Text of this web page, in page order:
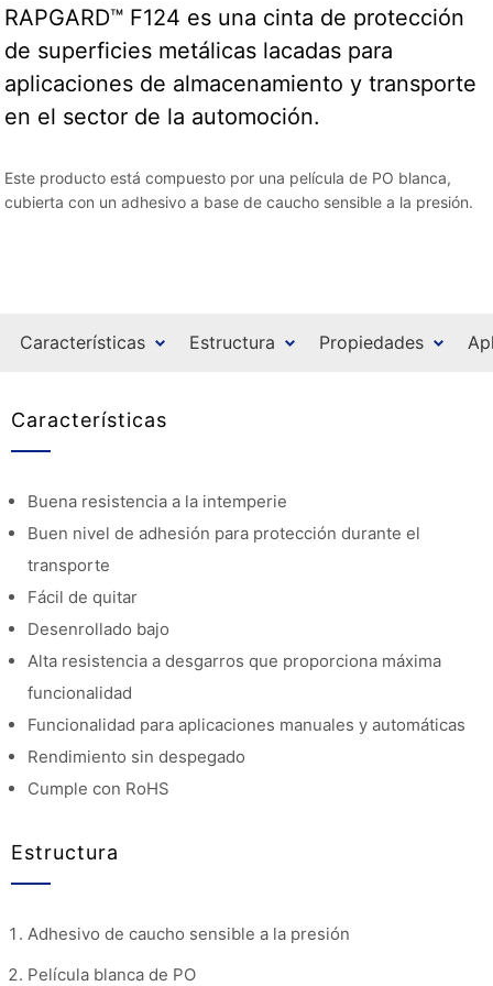
RAPGARD™ F124 es una cinta de protección
de superficies metálicas lacadas para
aplicaciones de almacenamiento y transporte
en el sector de la automoción.
Este producto está compuesto por una película de PO blanca,
cubierta con un adhesivo a base de caucho sensible a la presión.
Características Estructura Propiedades
Características
Buena resistencia a la intemperie
Buen nivel de adhesión para protección durante el
transporte
Fácil de quitar
Desenrollado bajo
Alta resistencia a desgarros que proporciona máxima
funcionalidad
Funcionalidad para aplicaciones manuales y automáticas
Rendimiento sin despegado
Cumple con RoHS
Estructura
Adhesivo de caucho sensible a la presión
Película blanca de PO